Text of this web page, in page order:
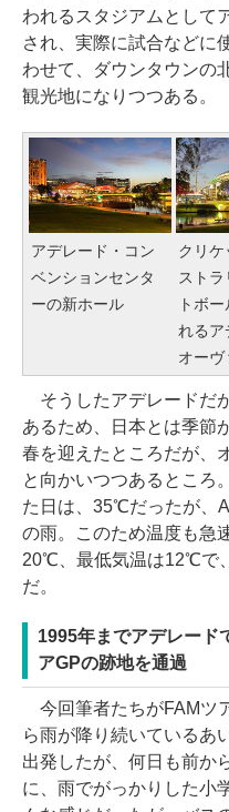
われるスタジアムとして
され、実際に試合などに
わせて、ダウンタウンの
観光地になりつつある。
アデレード・コン
ベンションセンタ
ーの新ホール
クリケ
ストラ
トボ
れるア
オーヴ
そうしたアデレードだ
あるため、日本とは季節
春を迎えたところだが、
と向かいつつあるところ
た日は、35℃だったが、
の雨。このため温度も急
20℃、最低気温は12℃で
だ。
1995年までアデレード
アGPの跡地を通過
今回筆者たちがFAMツ
ら雨が降り続いているあ
出発したが、何日も前か
に、雨でがっかりした小